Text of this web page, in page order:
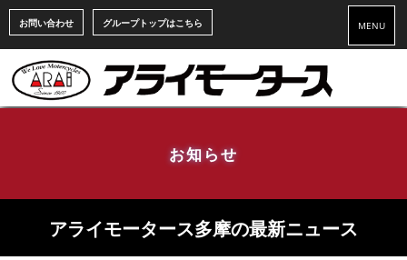
お問い合わせ グループトップはこちら MENU
お知らせ
アライモータース多摩の最新ニュース